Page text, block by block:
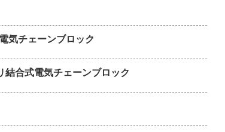
気チェーンブロック
合式電気チェーンブロック